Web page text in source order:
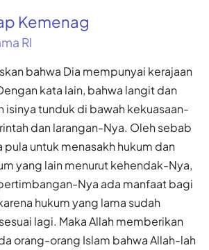
Kemenag
RI
bahwa Dia mempunyai kerajaan
kata lain, bahwa langit dan
isinya tunduk di bawah kekuasaan-
dan larangan-Nya. Oleh sebab
pula untuk menasakh hukum dan
yang lain menurut kehendak-Nya,
Nya ada manfaat bagi
hukum yang lama sudah
lagi. Maka Allah memberikan
orang-orang Islam bahwa Allah-lah